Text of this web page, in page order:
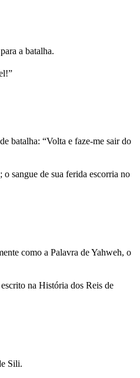
a batalha.
batalha: “Volta e faze-me sair do
sangue de sua ferida escorria no
como a Palavra de Yahweh, o
na História dos Reis de
Sili.